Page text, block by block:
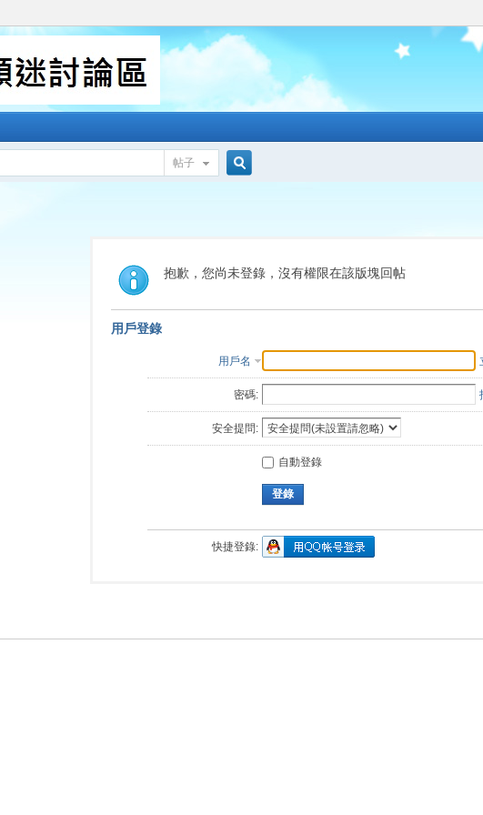
帖子
索
抱歉，您尚未登錄，沒有權限在該版塊回帖
用戶登錄
用戶名
密碼:
安全提問:
自動登錄
登錄
快捷登錄: